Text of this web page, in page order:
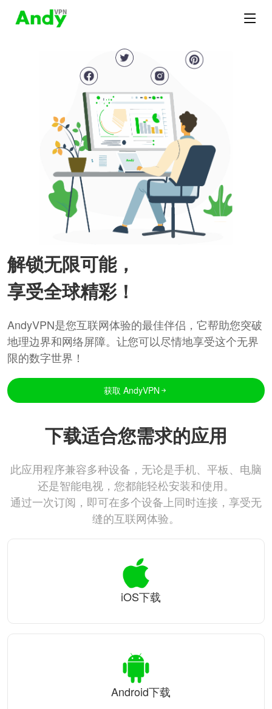
解锁无限可能，
享受全球精彩！
AndyVPN是您互联网体验的最佳伴侣，它帮助您突破
地理边界和网络屏障。让您可以尽情地享受这个无界
限的数字世界！
获取 AndyVPN
下载适合您需求的应用
此应用程序兼容多种设备，无论是手机、平板、电脑
还是智能电视，您都能轻松安装和使用。
通过一次订阅，即可在多个设备上同时连接，享受无
缝的互联网体验。
iOS下载
Android下载